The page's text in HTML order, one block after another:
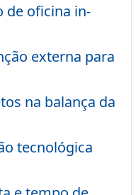
de oficina in-
externa para
na balança da
tecnológica